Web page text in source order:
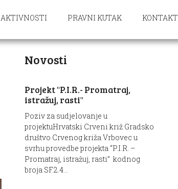
AKTIVNOSTI PRAVNI KUTAK KONTAKT
Novosti
Projekt "P.I.R.- Promatraj,
istražuj, rasti"
Poziv za sudjelovanje u
projektuHrvatski Crveni križ Gradsko
društvo Crvenog križa Vrbovec u
svrhu provedbe projekta “P.I.R. –
Promatraj, istražuj, rasti” kodnog
broja SF.2.4...